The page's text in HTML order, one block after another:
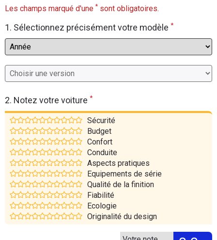
Flottes
Auto
Moto
Marques
Les champs marqué d'une * sont obligatoires.
1. Sélectionnez précisément votre modèle *
2. Notez votre voiture *
Sécurité
Budget
Confort
Conduite
Aspects pratiques
Equipements de série
Qualité de la finition
Fiabilité
Ecologie
Originalité du design